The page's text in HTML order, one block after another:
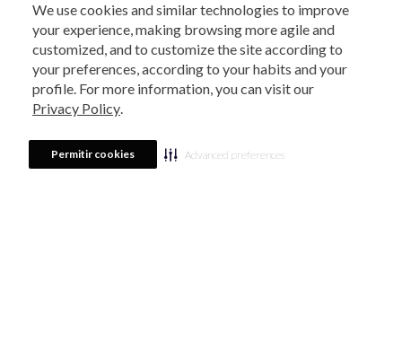
We use cookies and similar technologies to improve
your experience, making browsing more agile and
customized, and to customize the site according to
your preferences, according to your habits and your
profile. For more information, you can visit our
Privacy Policy.
Permitir cookies Advanced preferences
meu consentimento, conforme descrito naPolítica de Privacidade
LOCALIZE UMA LOJA
SOBRE ESTOQUE
Nossas Lojas
Central de Atendimento
PARCEIROS